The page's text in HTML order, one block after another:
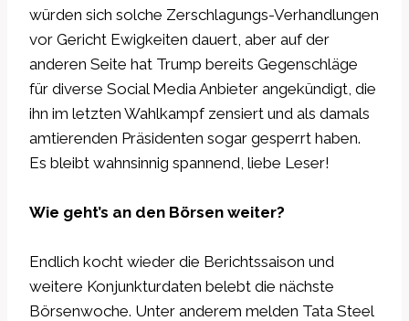
würden sich solche Zerschlagungs-Verhandlungen
vor Gericht Ewigkeiten dauert, aber auf der
anderen Seite hat Trump bereits Gegenschläge
für diverse Social Media Anbieter angekündigt, die
ihn im letzten Wahlkampf zensiert und als damals
amtierenden Präsidenten sogar gesperrt haben.
Es bleibt wahnsinnig spannend, liebe Leser!
Wie geht’s an den Börsen weiter?
Endlich kocht wieder die Berichtssaison und
weitere Konjunkturdaten belebt die nächste
Börsenwoche. Unter anderem melden Tata Steel